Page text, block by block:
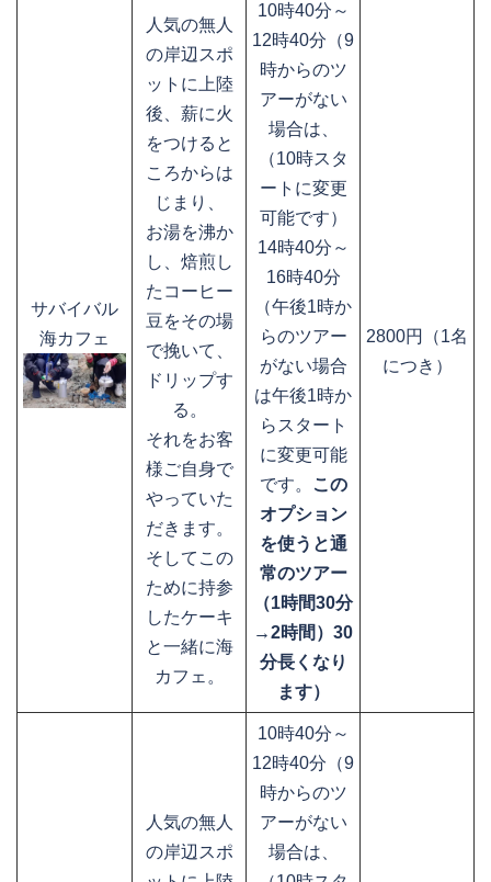
サバイバル
海カフェ
人気の無人
の岸辺スポ
ットに上陸
後、薪に火
をつけると
ころからは
じまり、
お湯を沸か
し、焙煎し
たコーヒー
豆をその場
で挽いて、
ドリップす
る。
それをお客
様ご自身で
やっていた
だきます。
そしてこの
ために持参
したケーキ
と一緒に海
カフェ。
10時40分～
12時40分（9
時からのツ
アーがない
場合は、
（10時スタ
ートに変更
可能です）
14時40分～
16時40分
（午後1時か
らのツアー
がない場合
は午後1時か
らスタート
に変更可能
です。
この
オプション
を使うと通
常のツアー
（1時間30分
→2時間）30
分長くなり
ます）
2800円（1名
につき）
人気の無人
の岸辺スポ
10時40分～
12時40分（9
時からのツ
アーがない
場合は、